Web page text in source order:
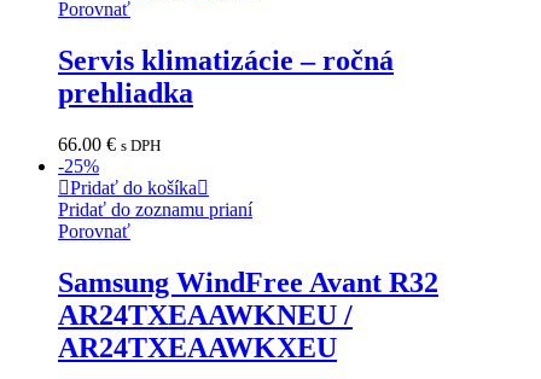
Porovnať
Servis klimatizácie – ročná
prehliadka
66.00 € s DPH
-25%
Pridať do košíka
Pridať do zoznamu prianí
Porovnať
Samsung WindFree Avant R32
AR24TXEAAWKNEU /
AR24TXEAAWKXEU